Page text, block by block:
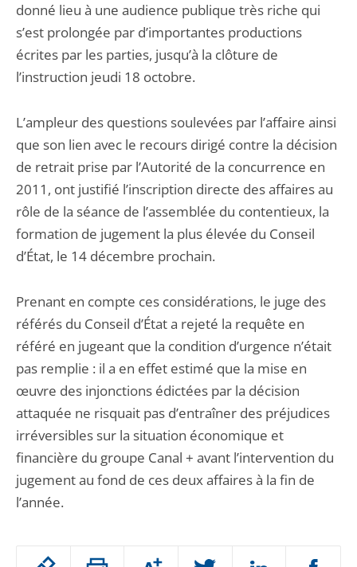
Passer
donné lieu à une audience publique très riche qui
s’est prolongée par d’importantes productions
écrites par les parties, jusqu’à la clôture de
l’instruction jeudi 18 octobre.
L’ampleur des questions soulevées par l’affaire ainsi
que son lien avec le recours dirigé contre la décision
de retrait prise par l’Autorité de la concurrence en
2011, ont justifié l’inscription directe des affaires au
rôle de la séance de l’assemblée du contentieux, la
formation de jugement la plus élevée du Conseil
d’État, le 14 décembre prochain.
Prenant en compte ces considérations, le juge des
référés du Conseil d’État a rejeté la requête en
référé en jugeant que la condition d’urgence n’était
pas remplie : il a en effet estimé que la mise en
œuvre des injonctions édictées par la décision
attaquée ne risquait pas d’entraîner des préjudices
irréversibles sur la situation économique et
financière du groupe Canal + avant l’intervention du
jugement au fond de ces deux affaires à la fin de
l’année.